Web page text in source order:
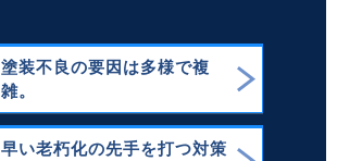
塗装不良の要因は多様で複
雑。
早い老朽化の先手を打つ対策